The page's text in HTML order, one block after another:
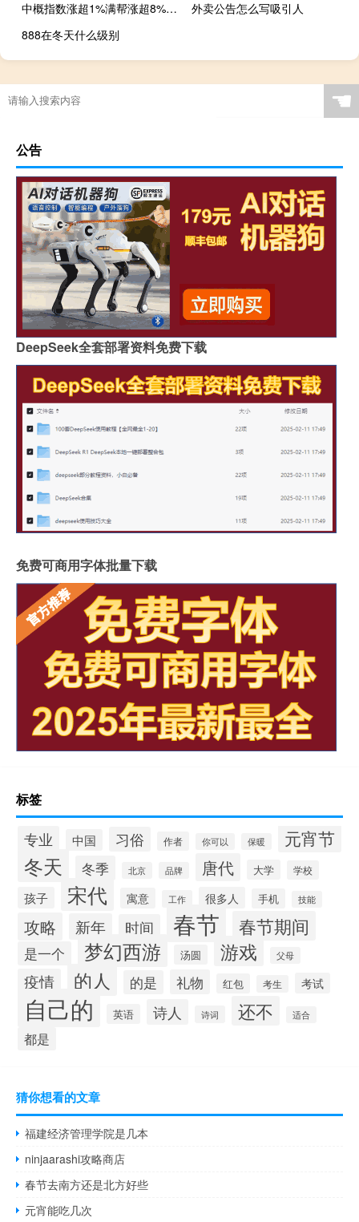
中概指数涨超1%满帮涨超8%领跑百度涨超2%守住业绩报告发布当天涨2.7%的表现
外卖公告怎么写吸引人
888在冬天什么级别
☚
公告
DeepSeek全套部署资料免费下载
免费可商用字体批量下载
标签
专业 中国 习俗 作者 你可以 保暖 元宵节
冬天 冬季 北京 品牌 唐代 大学 学校
孩子 宋代 寓意 工作 很多人 手机 技能
攻略 新年 时间 春节 春节期间
是一个 梦幻西游 汤圆 游戏 父母
疫情 的人 的是 礼物 红包 考生 考试
自己的 英语 诗人 诗词 还不 适合
都是
猜你想看的文章
福建经济管理学院是几本
ninjaarashi攻略商店
春节去南方还是北方好些
元宵能吃几次